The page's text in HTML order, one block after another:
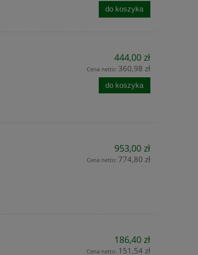
do koszyka
444,00 zł
Cena netto: 360,98 zł
do koszyka
953,00 zł
Cena netto: 774,80 zł
186,40 zł
Cena netto: 151,54 zł